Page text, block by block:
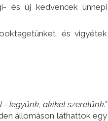
és új kedvencek ünnepi
és vigyétek
legyünk, akiket szeretünk.”
állomáson láthattok egy